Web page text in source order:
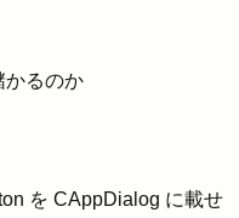
かるのか
を CAppDialog に載せ